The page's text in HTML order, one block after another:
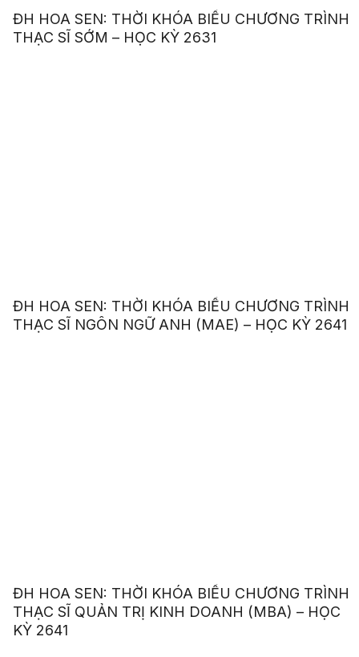
ĐH HOA SEN: THỜI KHÓA BIỂU CHƯƠNG TRÌNH
THẠC SĨ SỚM – HỌC KỲ 2631
ĐH HOA SEN: THỜI KHÓA BIỂU CHƯƠNG TRÌNH
THẠC SĨ NGÔN NGỮ ANH (MAE) – HỌC KỲ 2641
ĐH HOA SEN: THỜI KHÓA BIỂU CHƯƠNG TRÌNH
THẠC SĨ QUẢN TRỊ KINH DOANH (MBA) – HỌC
KỲ 2641